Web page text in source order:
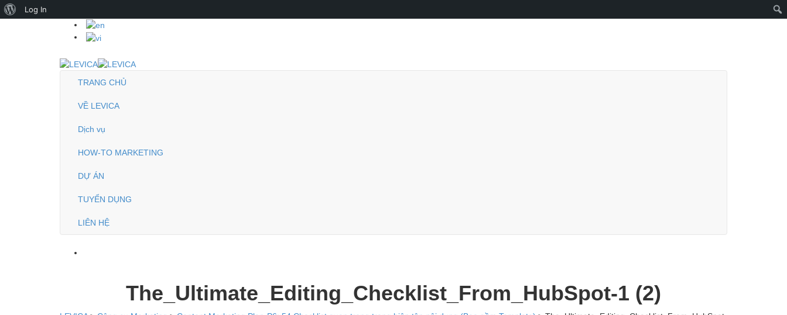
TRANG CHỦ
VỀ LEVICA
Dịch vụ
HOW-TO MARKETING
DỰ ÁN
TUYỂN DỤNG
LIÊN HỆ
The_Ultimate_Editing_Checklist_From_HubSpot-1 (2)
About
Log In